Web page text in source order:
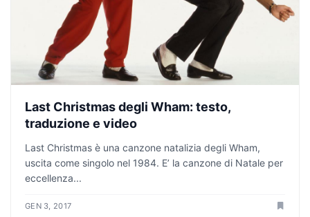
Last Christmas degli Wham: testo,
traduzione e video
Last Christmas è una canzone natalizia degli Wham,
uscita come singolo nel 1984. E’ la canzone di Natale per
eccellenza...
GEN 3, 2017